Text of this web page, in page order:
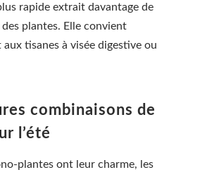
rapide extrait davantage de
plantes. Elle convient
tisanes à visée digestive ou
combinaisons de
l’été
plantes ont leur charme, les